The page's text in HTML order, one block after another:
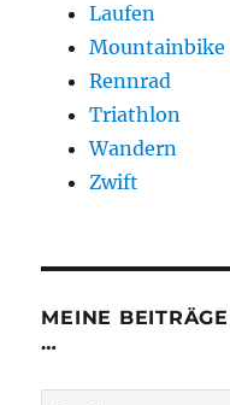
Laufen
Mountainbike
Rennrad
Triathlon
Wandern
Zwift
MEINE
…